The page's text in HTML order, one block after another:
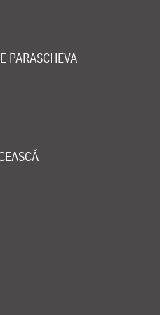
PARASCHEVA